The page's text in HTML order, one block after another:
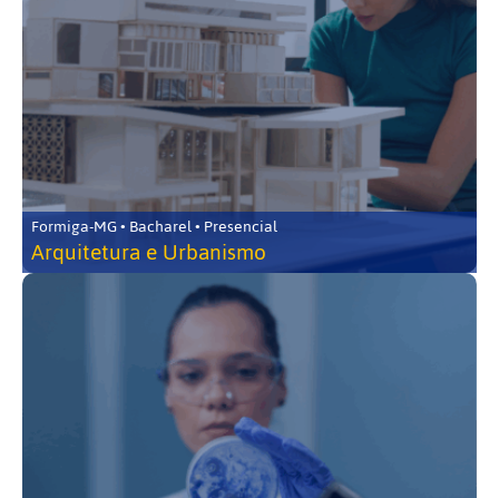
Formiga-MG • Bacharel • Presencial
Arquitetura e Urbanismo